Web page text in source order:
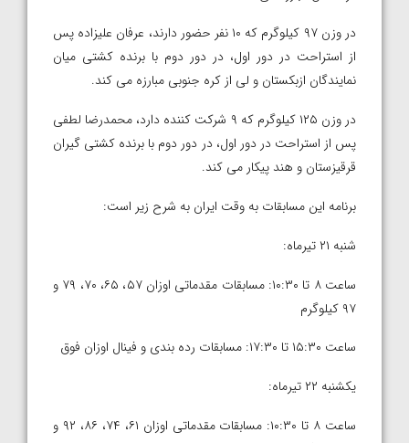
در وزن ۹۷ کیلوگرم که ۱۰ نفر حضور دارند، عرفان علیزاده پس
از استراحت در دور اول، در دور دوم با برنده کشتی میان
نمایندگان ازبکستان و لی از کره جنوبی مبارزه می کند.
در وزن ۱۲۵ کیلوگرم که ۹ شرکت کننده دارد، محمدرضا لطفی
پس از استراحت در دور اول، در دور دوم با برنده کشتی گیران
قرقیزستان و هند پیکار می کند.
برنامه این مسابقات به وقت ایران به شرح زیر است:
شنبه ۲۱ تیرماه:
ساعت ۸ تا ۱۰:۳۰: مسابقات مقدماتی اوزان ۵۷، ۶۵، ۷۰، ۷۹ و
۹۷ کیلوگرم
ساعت ۱۵:۳۰ تا ۱۷:۳۰: مسابقات رده بندی و فینال اوزان فوق
یکشنبه ۲۲ تیرماه:
ساعت ۸ تا ۱۰:۳۰: مسابقات مقدماتی اوزان ۶۱، ۷۴، ۸۶، ۹۲ و